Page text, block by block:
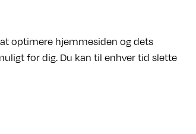
optimere hjemmesiden og dets
for dig. Du kan til enhver tid slette